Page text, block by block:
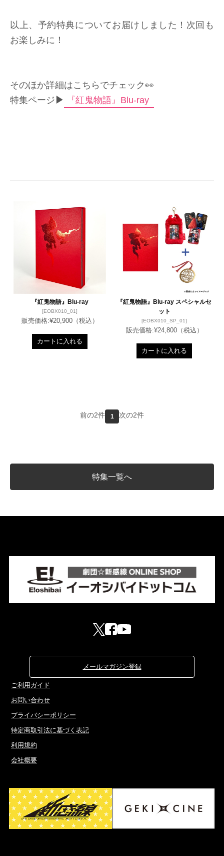
以上、予約特典についてお届けしました！次回も
お楽しみに！
そのほか詳細はこちらでチェック👀
特集ページ ▶︎ 『紅鬼物語』Blu-ray
『紅鬼物語』Blu-ray
[EOBX010_01]
販売価格:¥20,900（税込）
カートに入れる
『紅鬼物語』Blu-ray スペシャルセ
ット
[EOBX010_SP_01]
販売価格:¥24,800（税込）
カートに入れる
前の2件 1 次の2件
特集一覧へ
メールマガジン登録
ご利用ガイド
お問い合わせ
プライバシーポリシー
特定商取引法に基づく表記
利用規約
会社概要